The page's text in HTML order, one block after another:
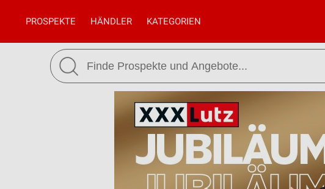
PROSPEKTE HÄNDLER KATEGORIEN